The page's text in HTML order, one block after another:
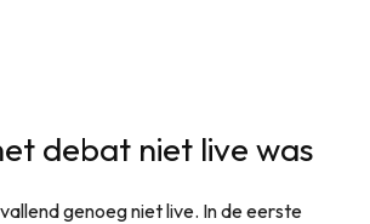
debat niet live was
genoeg niet live. In de eerste